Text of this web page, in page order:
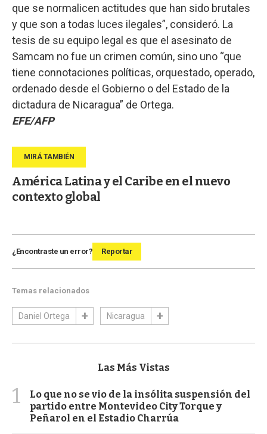
que se normalicen actitudes que han sido brutales
y que son a todas luces ilegales”, consideró. La
tesis de su equipo legal es que el asesinato de
Samcam no fue un crimen común, sino uno “que
tiene connotaciones políticas, orquestado, operado,
ordenado desde el Gobierno o del Estado de la
dictadura de Nicaragua” de Ortega.
EFE/AFP
América Latina y el Caribe en el nuevo
contexto global
¿Encontraste un error? Reportar
Temas relacionados
Daniel Ortega Nicaragua
Las Más Vistas
1
Lo que no se vio de la insólita suspensión del
partido entre Montevideo City Torque y
Peñarol en el Estadio Charrúa